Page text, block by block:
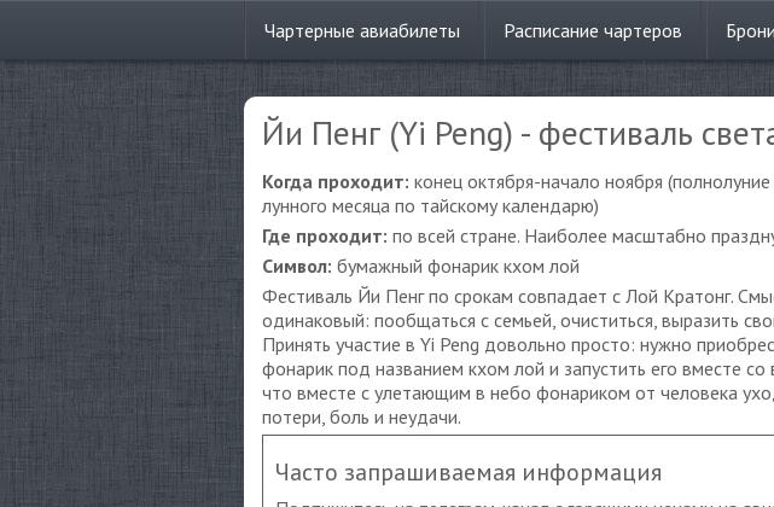
Чартерные авиабилеты Расписание чартеров
Йи Пенг (Yi Peng) - фестиваль
Когда проходит: конец октября-начало ноября
лунного месяца по тайскому календарю)
Где проходит: по всей стране. Наиболее масштабно
Символ: бумажный фонарик кхом лой
Фестиваль Йи Пенг по срокам совпадает с Лой Кратонг.
одинаковый: пообщаться с семьей, очиститься, выразить
Принять участие в Yi Peng довольно просто: нужно
фонарик под названием кхом лой и запустить его вместе со
что вместе с улетающим в небо фонариком от человека
потери, боль и неудачи.
Часто запрашиваемая информация